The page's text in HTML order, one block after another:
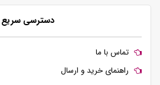
دسترسی سریع
تماس با ما
راهنمای خرید و ارسال